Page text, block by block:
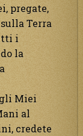
pregate,
Terra
i
la
Miei
al
credete